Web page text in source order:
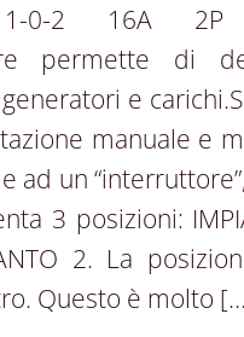
1-0-2 16A 2P
permette di
e
manuale e
ad un
3 posizioni:
2. La
Questo è molto